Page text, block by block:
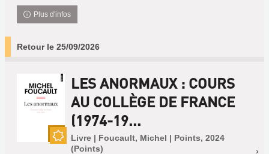
Plus d'infos
Retour le 25/09/2026
LES ANORMAUX : COURS
AU COLLÈGE DE FRANCE
(1974-19...
Livre | Foucault, Michel | Points, 2024
(Points)